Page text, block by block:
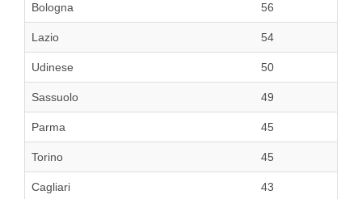
Bologna 56
Lazio 54
Udinese 50
Sassuolo 49
Parma 45
Torino 45
Cagliari 43